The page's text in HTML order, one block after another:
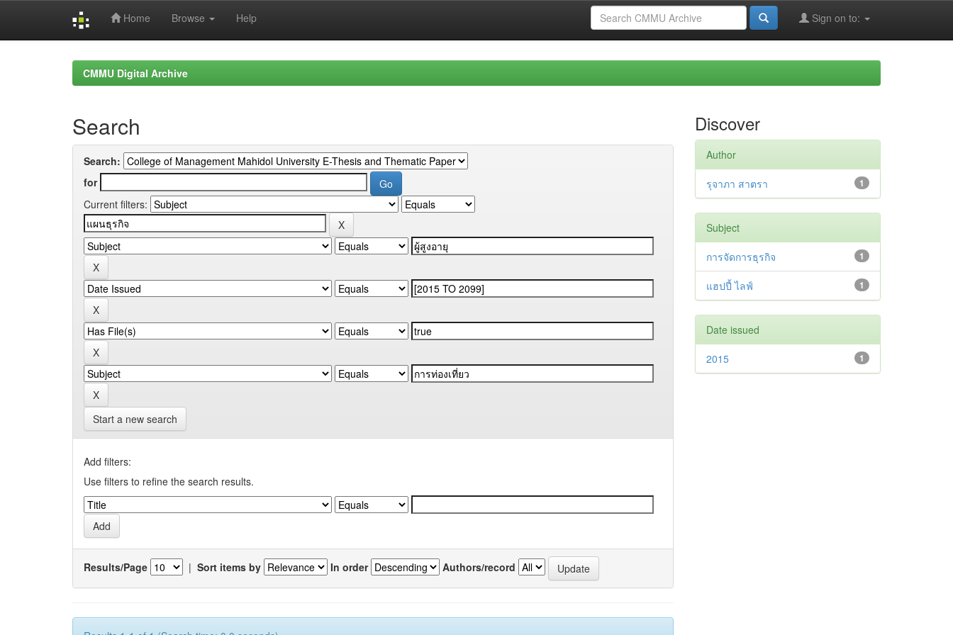
Home Browse Help Sign on to:
CMMU Digital Archive
Search
Search:
for
Current filters:
Start a new search
Add filters:
Use filters to refine the search results.
Results/Page | Sort items by In order Authors/record
Discover
Author
1
รุจาภา สาตรา
Subject
1
การจัดการธุรกิจ
1
แฮปปี้ ไลฟ์
Date issued
1
2015